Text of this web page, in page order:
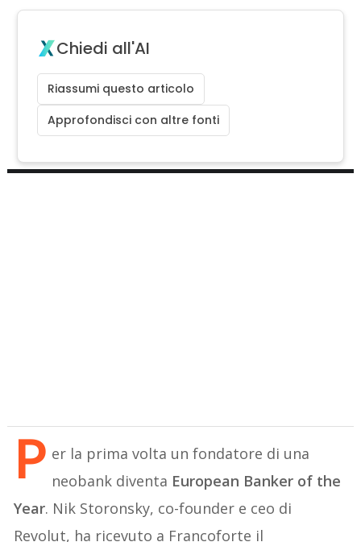
Chiedi all'AI
Riassumi questo articolo
Approfondisci con altre fonti
P er la prima volta un fondatore di una
neobank diventa European Banker of the
Year. Nik Storonsky, co-founder e ceo di
Revolut, ha ricevuto a Francoforte il